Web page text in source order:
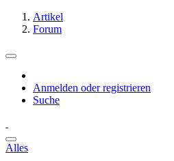
Artikel
Forum
Anmelden oder registrieren
Suche
Alles